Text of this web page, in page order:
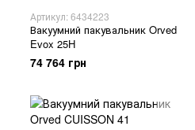
Артикул: 6434223
Вакуумний пакувальник Orved
Evox 25H
74 764 грн